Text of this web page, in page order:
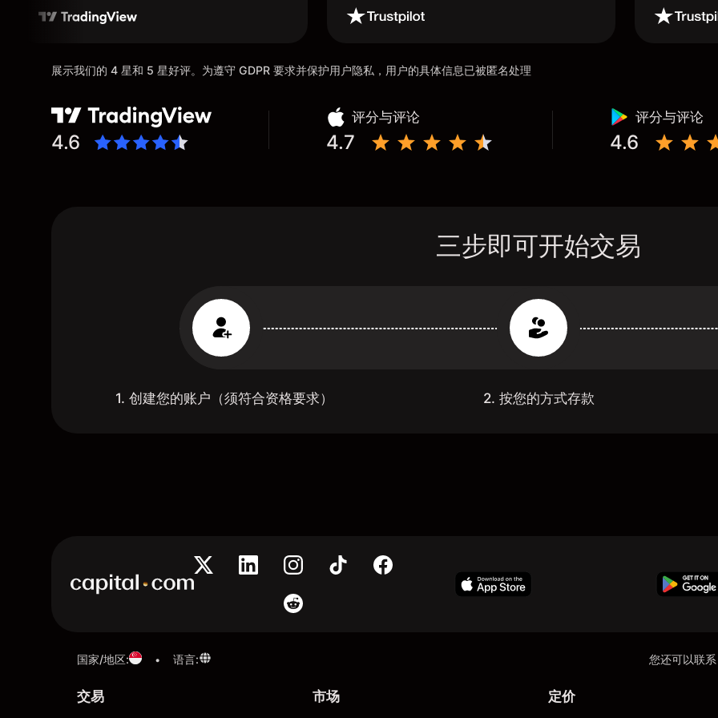
展示我们的 4 星和 5 星好评。为遵守 GDPR 要求并保护用户隐私，用户的具体信息已被匿名处理
4.6
评分与评论
4.7
评分与评论
4.6
三步即可开始交易
1. 创建您的账户（须符合资格要求） 2. 按您的方式存款
国家/地区: • 语言: 您还可以联
交易 市场 定价